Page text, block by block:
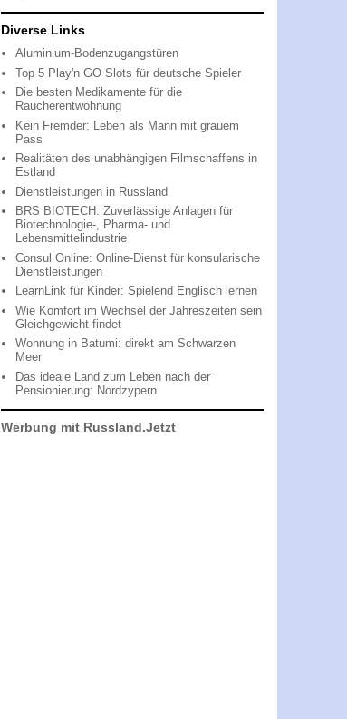
Diverse Links
Aluminium-Bodenzugangstüren
Top 5 Play'n GO Slots für deutsche Spieler
Die besten Medikamente für die
Raucherentwöhnung
Kein Fremder: Leben als Mann mit grauem
Pass
Realitäten des unabhängigen Filmschaffens in
Estland
Dienstleistungen in Russland
BRS BIOTECH: Zuverlässige Anlagen für
Biotechnologie-, Pharma- und
Lebensmittelindustrie
Consul Online: Online-Dienst für konsularische
Dienstleistungen
LearnLink für Kinder: Spielend Englisch lernen
Wie Komfort im Wechsel der Jahreszeiten sein
Gleichgewicht findet
Wohnung in Batumi: direkt am Schwarzen
Meer
Das ideale Land zum Leben nach der
Pensionierung: Nordzypern
Werbung mit Russland.Jetzt